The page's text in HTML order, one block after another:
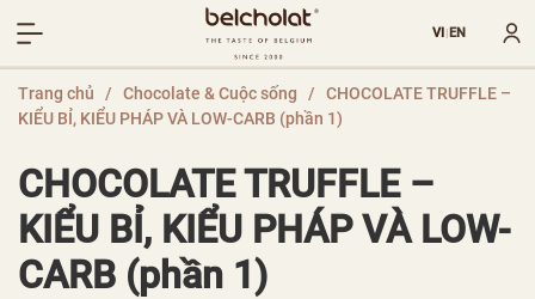
VI|EN
Trang chủ / Chocolate & Cuộc sống /
CHOCOLATE TRUFFLE –
KIỂU BỈ, KIỂU PHÁP VÀ LOW-CARB (phần 1)
CHOCOLATE TRUFFLE –
KIỂU BỈ, KIỂU PHÁP VÀ LOW-
CARB (phần 1)